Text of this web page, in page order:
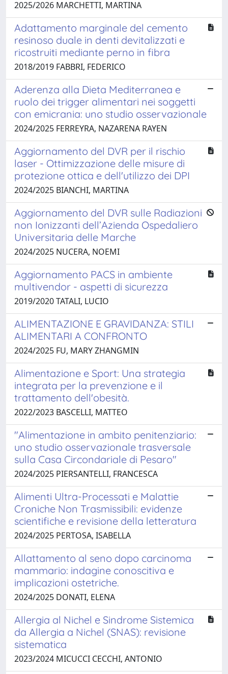
2025/2026 MARCHETTI, MARTINA
Adattamento marginale del cemento
resinoso duale in denti devitalizzati e
ricostruiti mediante perno in fibra
2018/2019 FABBRI, FEDERICO
Aderenza alla Dieta Mediterranea e
ruolo dei trigger alimentari nei soggetti
con emicrania: uno studio osservazionale
2024/2025 FERREYRA, NAZARENA RAYEN
Aggiornamento del DVR per il rischio
laser - Ottimizzazione delle misure di
protezione ottica e dell'utilizzo dei DPI
2024/2025 BIANCHI, MARTINA
Aggiornamento del DVR sulle Radiazioni
non Ionizzanti dell’Azienda Ospedaliero
Universitaria delle Marche
2024/2025 NUCERA, NOEMI
Aggiornamento PACS in ambiente
multivendor - aspetti di sicurezza
2019/2020 TATALI, LUCIO
ALIMENTAZIONE E GRAVIDANZA: STILI
ALIMENTARI A CONFRONTO
2024/2025 FU, MARY ZHANGMIN
Alimentazione e Sport: Una strategia
integrata per la prevenzione e il
trattamento dell'obesità.
2022/2023 BASCELLI, MATTEO
"Alimentazione in ambito penitenziario:
uno studio osservazionale trasversale
sulla Casa Circondariale di Pesaro"
2024/2025 PIERSANTELLI, FRANCESCA
Alimenti Ultra-Processati e Malattie
Croniche Non Trasmissibili: evidenze
scientifiche e revisione della letteratura
2024/2025 PERTOSA, ISABELLA
Allattamento al seno dopo carcinoma
mammario: indagine conoscitiva e
implicazioni ostetriche.
2024/2025 DONATI, ELENA
Allergia al Nichel e Sindrome Sistemica
da Allergia a Nichel (SNAS): revisione
sistematica
2023/2024 MICUCCI CECCHI, ANTONIO